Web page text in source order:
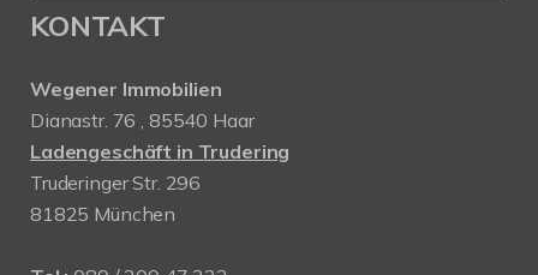
KONTAKT
Wegener Immobilien
Dianastr. 76 , 85540 Haar
Ladengeschäft in Trudering
Truderinger Str. 296
81825 München